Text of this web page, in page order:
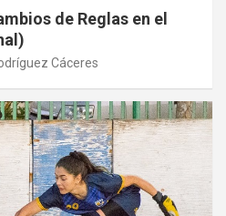
de Reglas en el
Cáceres